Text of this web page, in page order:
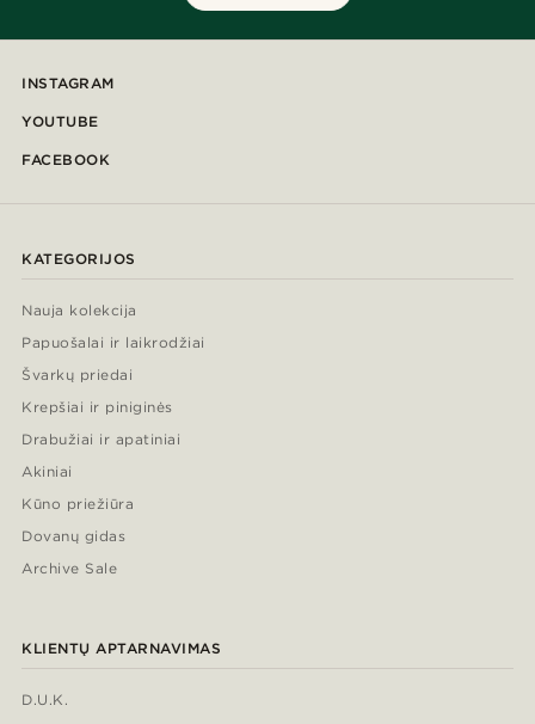
INSTAGRAM
YOUTUBE
FACEBOOK
KATEGORIJOS
Nauja kolekcija
Papuošalai ir laikrodžiai
Švarkų priedai
Krepšiai ir piniginės
Drabužiai ir apatiniai
Akiniai
Kūno priežiūra
Dovanų gidas
Archive Sale
KLIENTŲ APTARNAVIMAS
D.U.K.